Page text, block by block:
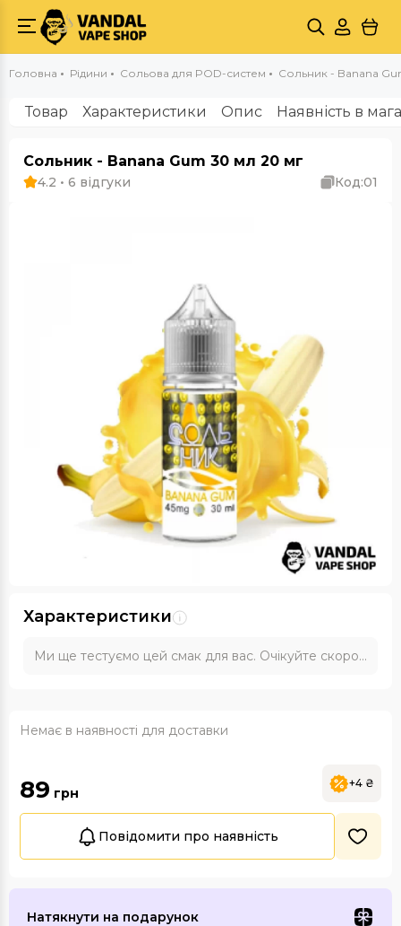
Головна Рідини Сольова для POD-систем Сольник - Banana
Товар Характеристики Опис Наявність в
Сольник - Banana Gum 30 мл 20 мг
4.2 • 6 відгуки Код:01
Характеристики
Ми ще тестуємо цей смак для вас. Очікуйте скоро...
Немає в наявності для доставки
89 грн
+4 ₴
Повідомити про наявність
Натякнути на подарунок